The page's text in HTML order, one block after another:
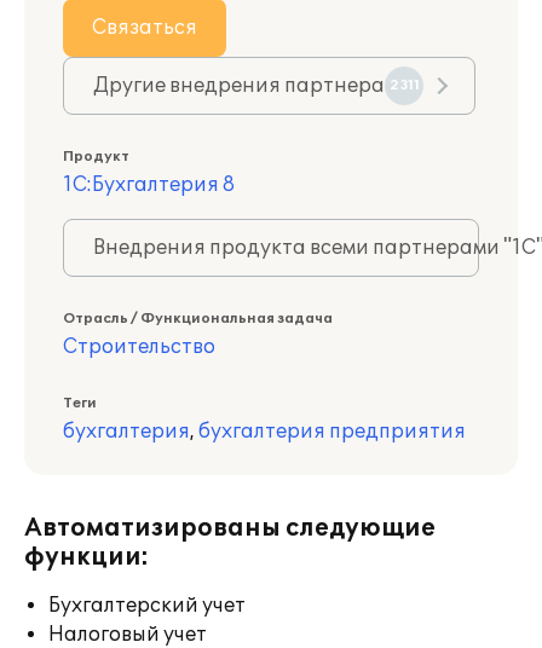
Связаться
Другие внедрения партнера 2311
Продукт
1С:Бухгалтерия 8
Внедрения продукта всеми партнерами
Отрасль / Функциональная задача
Строительство
Теги
бухгалтерия, бухгалтерия предприятия
Автоматизированы следующие
функции:
Бухгалтерский учет
Налоговый учет